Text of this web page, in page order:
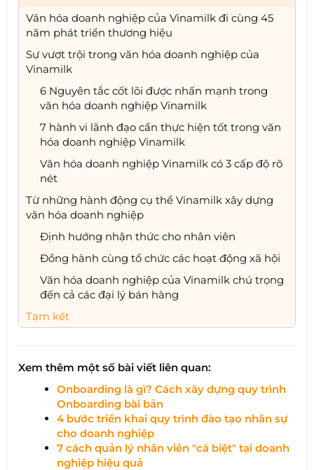
Văn hóa doanh nghiệp của Vinamilk đi cùng 45
năm phát triển thương hiệu
Sự vượt trội trong văn hóa doanh nghiệp của
Vinamilk
6 Nguyên tắc cốt lõi được nhấn mạnh trong
văn hóa doanh nghiệp Vinamilk
7 hành vi lãnh đạo cần thực hiện tốt trong văn
hóa doanh nghiệp Vinamilk
Văn hóa doanh nghiệp Vinamilk có 3 cấp độ rõ
nét
Từ những hành động cụ thể Vinamilk xây dựng
văn hóa doanh nghiệp
Định hướng nhận thức cho nhân viên
Đồng hành cùng tổ chức các hoạt động xã hội
Văn hóa doanh nghiệp của Vinamilk chú trọng
đến cả các đại lý bán hàng
Tạm kết
Xem thêm một số bài viết liên quan:
Onboarding là gì? Cách xây dựng quy trình
Onboarding bài bản
4 bước triển khai quy trình đào tạo nhân sự
cho doanh nghiệp
7 cách quản lý nhân viên "cá biệt" tại doanh
nghiệp hiệu quả